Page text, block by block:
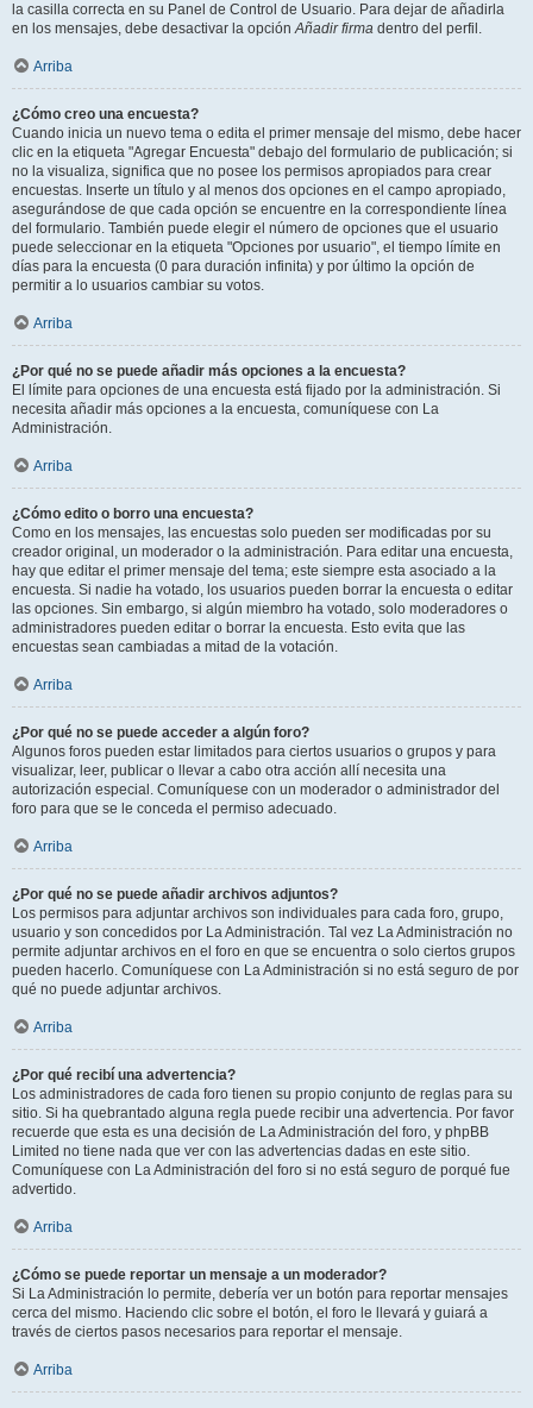
la casilla correcta en su Panel de Control de Usuario. Para dejar de añadirla
en los mensajes, debe desactivar la opciónAñadir firma dentro del perfil.
Arriba
¿Cómo creo una encuesta?
Cuando inicia un nuevo tema o edita el primer mensaje del mismo, debe hacer
clic en la etiqueta "Agregar Encuesta" debajo del formulario de publicación; si
no la visualiza, significa que no posee los permisos apropiados para crear
encuestas. Inserte un título y al menos dos opciones en el campo apropiado,
asegurándose de que cada opción se encuentre en la correspondiente línea
del formulario. También puede elegir el número de opciones que el usuario
puede seleccionar en la etiqueta "Opciones por usuario", el tiempo límite en
días para la encuesta (0 para duración infinita) y por último la opción de
permitir a lo usuarios cambiar su votos.
Arriba
¿Por qué no se puede añadir más opciones a la encuesta?
El límite para opciones de una encuesta está fijado por la administración. Si
necesita añadir más opciones a la encuesta, comuníquese con La
Administración.
Arriba
¿Cómo edito o borro una encuesta?
Como en los mensajes, las encuestas solo pueden ser modificadas por su
creador original, un moderador o la administración. Para editar una encuesta,
hay que editar el primer mensaje del tema; este siempre esta asociado a la
encuesta. Si nadie ha votado, los usuarios pueden borrar la encuesta o editar
las opciones. Sin embargo, si algún miembro ha votado, solo moderadores o
administradores pueden editar o borrar la encuesta. Esto evita que las
encuestas sean cambiadas a mitad de la votación.
Arriba
¿Por qué no se puede acceder a algún foro?
Algunos foros pueden estar limitados para ciertos usuarios o grupos y para
visualizar, leer, publicar o llevar a cabo otra acción allí necesita una
autorización especial. Comuníquese con un moderador o administrador del
foro para que se le conceda el permiso adecuado.
Arriba
¿Por qué no se puede añadir archivos adjuntos?
Los permisos para adjuntar archivos son individuales para cada foro, grupo,
usuario y son concedidos por La Administración. Tal vez La Administración no
permite adjuntar archivos en el foro en que se encuentra o solo ciertos grupos
pueden hacerlo. Comuníquese con La Administración si no está seguro de por
qué no puede adjuntar archivos.
Arriba
¿Por qué recibí una advertencia?
Los administradores de cada foro tienen su propio conjunto de reglas para su
sitio. Si ha quebrantado alguna regla puede recibir una advertencia. Por favor
recuerde que esta es una decisión de La Administración del foro, y phpBB
Limited no tiene nada que ver con las advertencias dadas en este sitio.
Comuníquese con La Administración del foro si no está seguro de porqué fue
advertido.
Arriba
¿Cómo se puede reportar un mensaje a un moderador?
Si La Administración lo permite, debería ver un botón para reportar mensajes
cerca del mismo. Haciendo clic sobre el botón, el foro le llevará y guiará a
través de ciertos pasos necesarios para reportar el mensaje.
Arriba